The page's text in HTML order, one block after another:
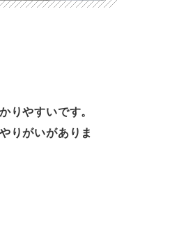
りやすいです。
りがいがありま